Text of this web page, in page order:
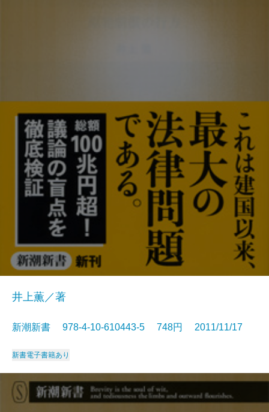
井上薫／著
新潮新書 978-4-10-610443-5 748円 2011/11/17
新書電子書籍あり